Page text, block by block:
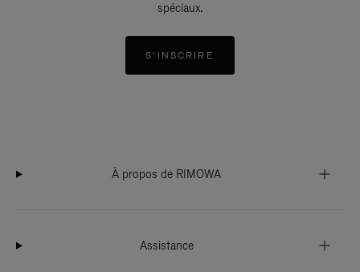
spéciaux.
S'INSCRIRE
À propos de RIMOWA
Assistance